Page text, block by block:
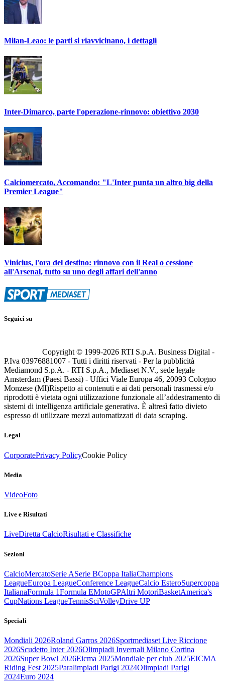
Milan-Leao: le parti si riavvicinano, i dettagli
Inter-Dimarco, parte l'operazione-rinnovo: obiettivo 2030
Calciomercato, Accomando: "L'Inter punta un altro big della
Premier League"
Vinicius, l'ora del destino: rinnovo con il Real o cessione
all'Arsenal, tutto su uno degli affari dell'anno
Seguici su
Copyright © 1999-2026 RTI S.p.A. Business Digital -
P.Iva 03976881007 - Tutti i diritti riservati - Per la pubblicità
Mediamond S.p.A. - RTI S.p.A., Mediaset N.V., sede legale
Amsterdam (Paesi Bassi) - Uffici Viale Europa 46, 20093 Cologno
Monzese (MI)Rispetto ai contenuti e ai dati personali trasmessi e/o
riprodotti è vietata ogni utilizzazione funzionale all’addestramento di
sistemi di intelligenza artificiale generativa. È altresì fatto divieto
espresso di utilizzare mezzi automatizzati di data scraping.
Legal
CorporatePrivacy PolicyCookie Policy
Media
VideoFoto
Live e Risultati
LiveDiretta CalcioRisultati e Classifiche
Sezioni
CalcioMercatoSerie ASerie BCoppa ItaliaChampions
LeagueEuropa LeagueConference LeagueCalcio EsteroSupercoppa
ItalianaFormula 1Formula EMotoGPAltri MotoriBasketAmerica's
CupNations LeagueTennisSciVolleyDrive UP
Speciali
Mondiali 2026Roland Garros 2026Sportmediaset Live Riccione
2026Scudetto Inter 2026Olimpiadi Invernali Milano Cortina
2026Super Bowl 2026Eicma 2025Mondiale per club 2025EICMA
Riding Fest 2025Paralimpiadi Parigi 2024Olimpiadi Parigi
2024Euro 2024